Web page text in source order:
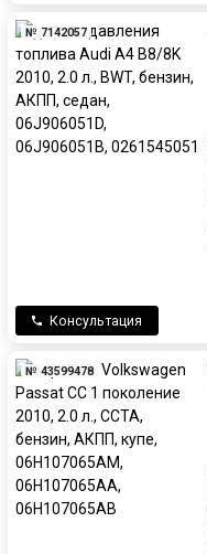
№ 7142057
Консультация
№ 43599478